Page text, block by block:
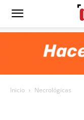
Diario
Inicio Necrológicas